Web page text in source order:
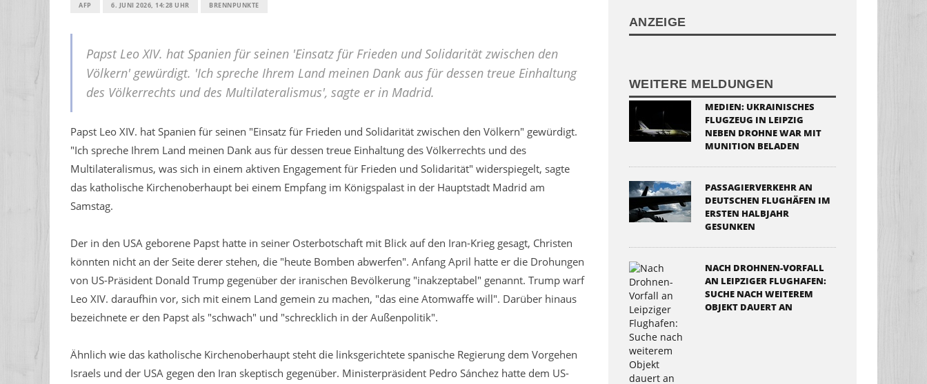
AFP 6. JUNI 2026, 14:28 UHR BRENNPUNKTE
Papst Leo XIV. hat Spanien für seinen 'Einsatz für Frieden und Solidarität zwischen den
Völkern' gewürdigt. 'Ich spreche Ihrem Land meinen Dank aus für dessen treue Einhaltung
des Völkerrechts und des Multilateralismus', sagte er in Madrid.
Papst Leo XIV. hat Spanien für seinen "Einsatz für Frieden und Solidarität zwischen den Völkern" gewürdigt.
"Ich spreche Ihrem Land meinen Dank aus für dessen treue Einhaltung des Völkerrechts und des
Multilateralismus, was sich in einem aktiven Engagement für Frieden und Solidarität" widerspiegelt, sagte
das katholische Kirchenoberhaupt bei einem Empfang im Königspalast in der Hauptstadt Madrid am
Samstag.
Der in den USA geborene Papst hatte in seiner Osterbotschaft mit Blick auf den Iran-Krieg gesagt, Christen
könnten nicht an der Seite derer stehen, die "heute Bomben abwerfen". Anfang April hatte er die Drohungen
von US-Präsident Donald Trump gegenüber der iranischen Bevölkerung "inakzeptabel" genannt. Trump warf
Leo XIV. daraufhin vor, sich mit einem Land gemein zu machen, "das eine Atomwaffe will". Darüber hinaus
bezeichnete er den Papst als "schwach" und "schrecklich in der Außenpolitik".
Ähnlich wie das katholische Kirchenoberhaupt steht die linksgerichtete spanische Regierung dem Vorgehen
Israels und der USA gegen den Iran skeptisch gegenüber. Ministerpräsident Pedro Sánchez hatte dem US-
ANZEIGE
WEITERE MELDUNGEN
MEDIEN: UKRAINISCHES
FLUGZEUG IN LEIPZIG
NEBEN DROHNE WAR MIT
MUNITION BELADEN
PASSAGIERVERKEHR AN
DEUTSCHEN FLUGHÄFEN IM
ERSTEN HALBJAHR
GESUNKEN
NACH DROHNEN-VORFALL
AN LEIPZIGER FLUGHAFEN:
SUCHE NACH WEITEREM
OBJEKT DAUERT AN